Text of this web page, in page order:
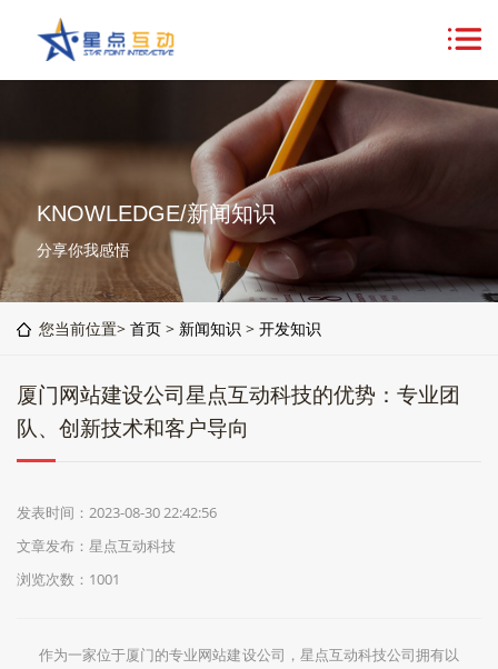
KNOWLEDGE/新闻知识
分享你我感悟
您当前位置> 首页 > 新闻知识 > 开发知识
厦门网站建设公司星点互动科技的优势：专业团
队、创新技术和客户导向
发表时间：2023-08-30 22:42:56
文章发布：星点互动科技
浏览次数： 1001
作为一家位于厦门的专业网站建设公司，星点互动科技公司拥有以